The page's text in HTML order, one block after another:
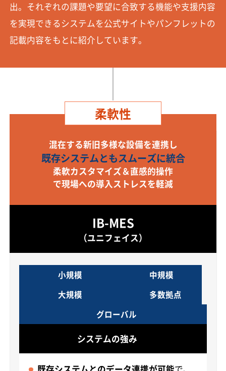
出。それぞれの課題や要望に合致する機能や支援内容
を実現できるシステムを公式サイトやパンフレットの
記載内容をもとに紹介しています。
柔軟性
混在する新旧多様な設備を連携し
既存システムともスムーズに統合
柔軟カスタマイズ＆直感的操作
で現場への導入ストレスを軽減
IB-MES
（ユニフェイス）
小規模
中規模
大規模
多数拠点
グローバル
システムの強み